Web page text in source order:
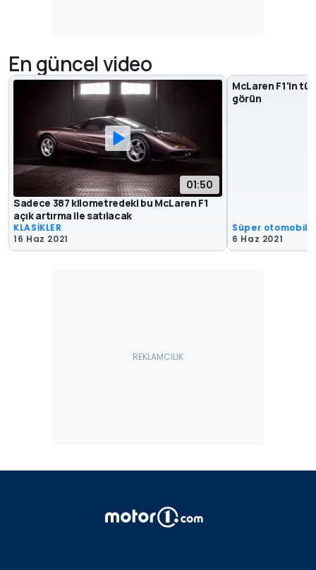
En güncel video
01:50
Sadece 387 kilometredeki bu McLaren F1
açık artırma ile satılacak
KLASİKLER
16 Haz 2021
McLaren F1'in
görün
Süper
6 Haz 2021